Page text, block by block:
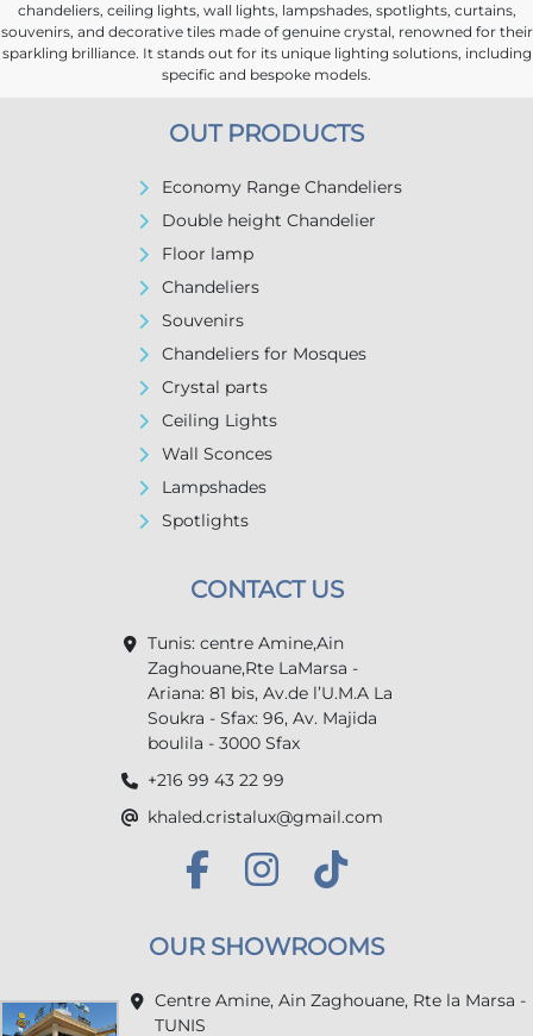
chandeliers, ceiling lights, wall lights, lampshades, spotlights, curtains,
souvenirs, and decorative tiles made of genuine crystal, renowned for their
sparkling brilliance. It stands out for its unique lighting solutions, including
specific and bespoke models.
OUT PRODUCTS
Economy Range Chandeliers
Double height Chandelier
Floor lamp
Chandeliers
Souvenirs
Chandeliers for Mosques
Crystal parts
Ceiling Lights
Wall Sconces
Lampshades
Spotlights
CONTACT US
Tunis: centre Amine,Ain
Zaghouane,Rte LaMarsa -
Ariana: 81 bis, Av.de l’U.M.A La
Soukra - Sfax: 96, Av. Majida
boulila - 3000 Sfax
+216 99 43 22 99
khaled.cristalux@gmail.com
OUR SHOWROOMS
Centre Amine, Ain Zaghouane, Rte la Marsa -
TUNIS